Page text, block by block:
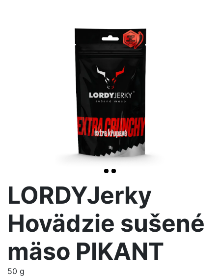
LORDYJerky
Hovädzie sušené
mäso PIKANT
50 g